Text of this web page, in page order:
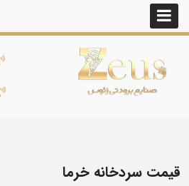
قیمت سردخانه خرما